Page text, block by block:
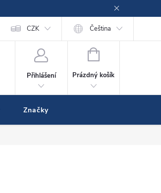
CZK Čeština
Přihlášení
NÁKUPNÍ
Prázdný košík
Značky